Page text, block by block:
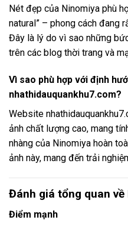
Nét đẹp của Ninomiya phù
natural” – phong cách đang
Đây là lý do vì sao những
trên các blog thời trang và
Vì sao phù hợp với định
nhathidauquankhu7.com?
Website
ảnh chất lượng cao, mang
nhàng của Ninomiya hoàn
ảnh này, mang đến trải
Đánh giá tổng quan
Điểm mạnh